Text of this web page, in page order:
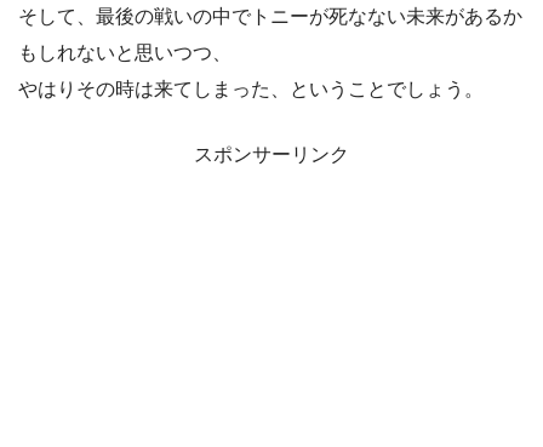
そして、最後の戦いの中でトニーが死なない未来があるか
もしれないと思いつつ、
やはりその時は来てしまった、ということでしょう。
スポンサーリンク